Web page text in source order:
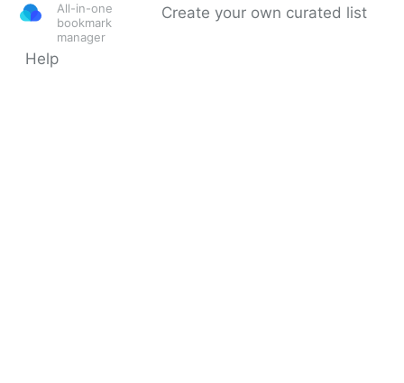
All-in-one
bookmark
manager
Create your own curated list
Help